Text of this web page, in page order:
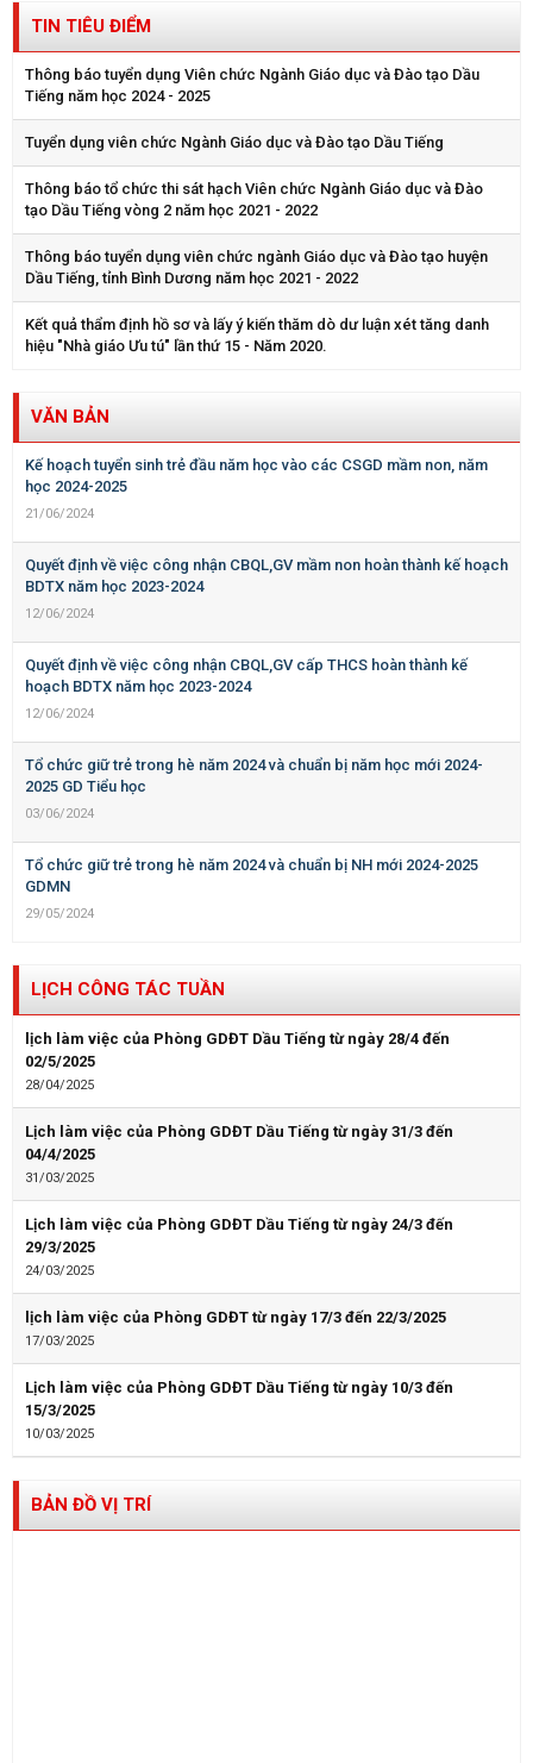
TIN TIÊU ĐIỂM
Thông báo tuyển dụng Viên chức Ngành Giáo dục và Đào tạo Dầu
Tiếng năm học 2024 - 2025
Tuyển dụng viên chức Ngành Giáo dục và Đào tạo Dầu Tiếng
Thông báo tổ chức thi sát hạch Viên chức Ngành Giáo dục và Đào
tạo Dầu Tiếng vòng 2 năm học 2021 - 2022
Thông báo tuyển dụng viên chức ngành Giáo dục và Đào tạo huyện
Dầu Tiếng, tỉnh Bình Dương năm học 2021 - 2022
Kết quả thẩm định hồ sơ và lấy ý kiến thăm dò dư luận xét tăng danh
hiệu "Nhà giáo Ưu tú" lần thứ 15 - Năm 2020.
VĂN BẢN
Kế hoạch tuyển sinh trẻ đầu năm học vào các CSGD mầm non, năm
học 2024-2025
21/06/2024
Quyết định về việc công nhận CBQL,GV mầm non hoàn thành kế hoạch
BDTX năm học 2023-2024
12/06/2024
Quyết định về việc công nhận CBQL,GV cấp THCS hoàn thành kế
hoạch BDTX năm học 2023-2024
12/06/2024
Tổ chức giữ trẻ trong hè năm 2024 và chuẩn bị năm học mới 2024-
2025 GD Tiểu học
03/06/2024
Tổ chức giữ trẻ trong hè năm 2024 và chuẩn bị NH mới 2024-2025
GDMN
29/05/2024
LỊCH CÔNG TÁC TUẦN
lịch làm việc của Phòng GDĐT Dầu Tiếng từ ngày 28/4 đến
02/5/2025
28/04/2025
Lịch làm việc của Phòng GDĐT Dầu Tiếng từ ngày 31/3 đến
04/4/2025
31/03/2025
Lịch làm việc của Phòng GDĐT Dầu Tiếng từ ngày 24/3 đến
29/3/2025
24/03/2025
lịch làm việc của Phòng GDĐT từ ngày 17/3 đến 22/3/2025
17/03/2025
Lịch làm việc của Phòng GDĐT Dầu Tiếng từ ngày 10/3 đến
15/3/2025
10/03/2025
BẢN ĐỒ VỊ TRÍ